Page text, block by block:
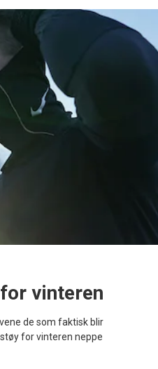
vinteren
de som faktisk blir
for vinteren neppe